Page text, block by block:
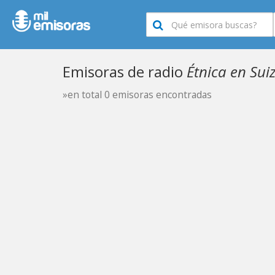
Emisoras de radio Étnica en
»en total 0 emisoras encontradas